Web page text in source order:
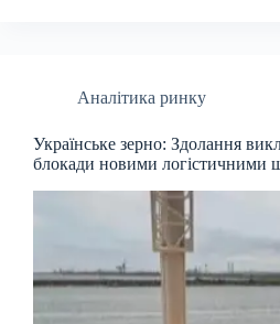
Аналітика ринку
Українське зерно: Здолання
блокади новими логістичними